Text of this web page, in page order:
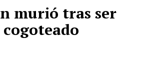
murió tras ser
cogoteado